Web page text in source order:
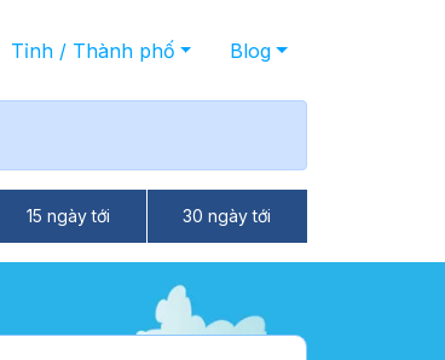
Tỉnh / Thành phố Blog
15 ngày tới 30 ngày tới